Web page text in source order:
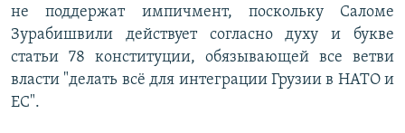
не поддержат импичмент, поскольку Саломе
Зурабишвили действует согласно духу и букве
статьи 78 конституции, обязывающей все ветви
власти "делать всё для интеграции Грузии в НАТО и
ЕС".